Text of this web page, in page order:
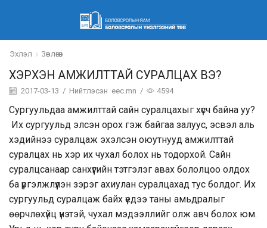
Эхлэл Зөвлөгөөн
ХЭРХЭН АМЖИЛТТАЙ СУРАЛЦАХ ВЭ?
2017-03-13 / Нийтлэсэн eec.mn / 4594
Сургуульдаа амжилттай сайн суралцахыг хүсч байна уу?
Их сургуульд элсэн орох гэж байгаа залуус, эсвэл аль
хэдийнээ суралцаж эхэлсэн оюутнууд амжилттай
суралцах нь хэр их чухал болох нь тодорхой. Сайн
суралцсанаар санхүүгийн тэтгэлэг авах бололцоо олдох
ба үргэлжлүүлэн зэрэг ахиулан суралцахад тус болдог. Их
сургуульд суралцаж байх үедээ таны амьдралыг
өөрчлөхүйц үнэтэй, чухал мэдээллийг олж авч болох юм.